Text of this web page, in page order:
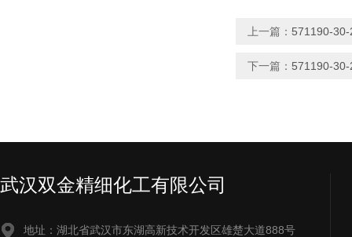
上一篇： 571190-
下一篇： 571190-
武汉双金精细化工有限公司
地址：湖北省武汉市东湖高新技术开发区雄楚大道888号